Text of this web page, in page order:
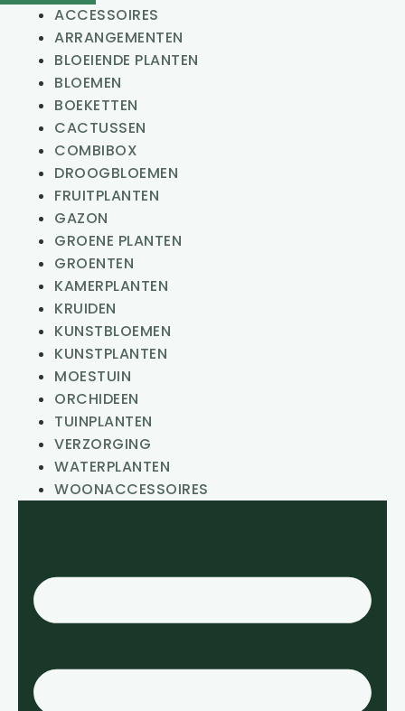
ACCESSOIRES
ARRANGEMENTEN
BLOEIENDE PLANTEN
BLOEMEN
BOEKETTEN
CACTUSSEN
COMBIBOX
DROOGBLOEMEN
FRUITPLANTEN
GAZON
GROENE PLANTEN
GROENTEN
KAMERPLANTEN
KRUIDEN
KUNSTBLOEMEN
KUNSTPLANTEN
MOESTUIN
ORCHIDEEN
TUINPLANTEN
VERZORGING
WATERPLANTEN
WOONACCESSOIRES